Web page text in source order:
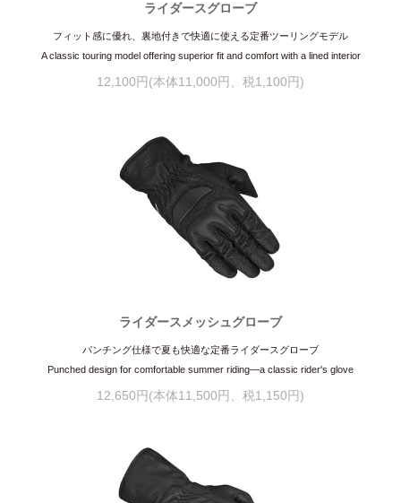
ライダースグローブ
フィット感に優れ、裏地付きで快適に使える定番ツーリングモデル
A classic touring model offering superior fit and comfort with a lined interior
12,100円(本体11,000円、税1,100円)
ライダースメッシュグローブ
パンチング仕様で夏も快適な定番ライダースグローブ
Punched design for comfortable summer riding—a classic rider's glove
12,650円(本体11,500円、税1,150円)